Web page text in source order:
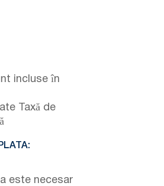
incluse în
Taxă de
este necesar